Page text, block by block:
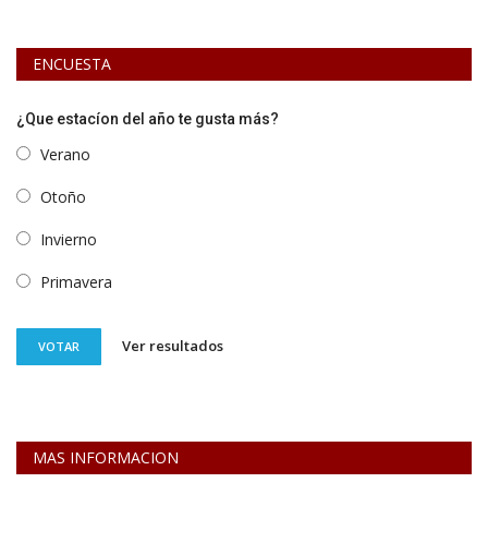
ENCUESTA
¿Que estacíon del año te gusta más?
Verano
Otoño
Invierno
Primavera
VOTAR Ver resultados
MAS INFORMACION